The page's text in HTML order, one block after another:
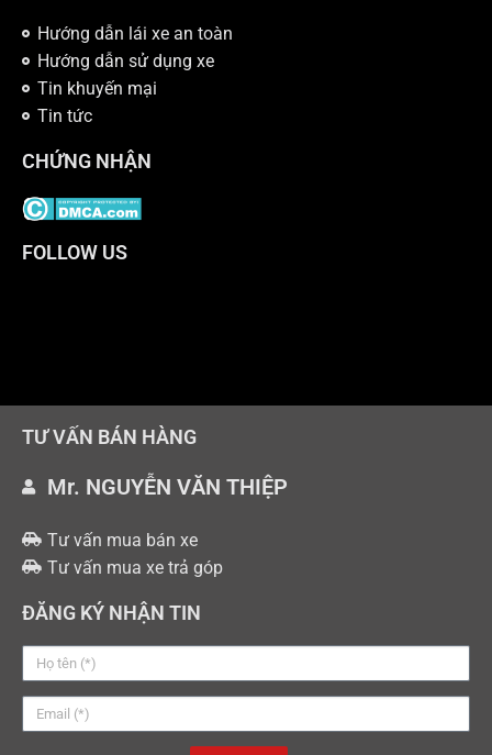
Hướng dẫn lái xe an toàn
Hướng dẫn sử dụng xe
Tin khuyến mại
Tin tức
CHỨNG NHẬN
FOLLOW US
TƯ VẤN BÁN HÀNG
Mr. NGUYỄN VĂN THIỆP
Tư vấn mua bán xe
Tư vấn mua xe trả góp
ĐĂNG KÝ NHẬN TIN